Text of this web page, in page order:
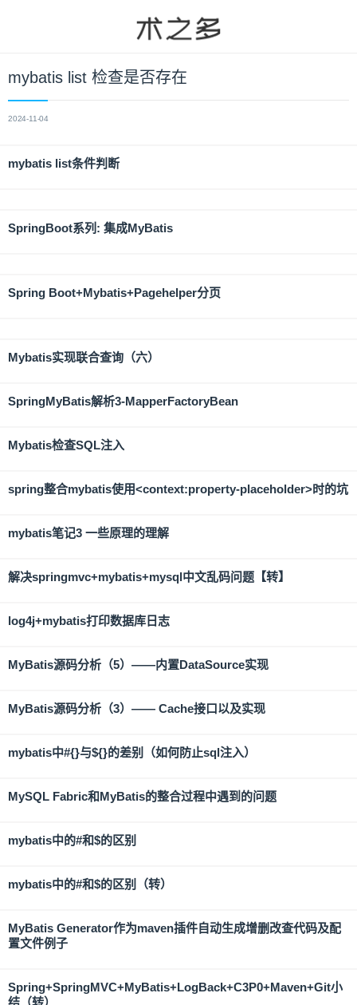
mybatis list 检查是否存在
2024-11-04
mybatis list条件判断
SpringBoot系列: 集成MyBatis
Spring Boot+Mybatis+Pagehelper分页
Mybatis实现联合查询（六）
SpringMyBatis解析3-MapperFactoryBean
Mybatis检查SQL注入
spring整合mybatis使用<context:property-placeholder>时的坑
mybatis笔记3 一些原理的理解
解决springmvc+mybatis+mysql中文乱码问题【转】
log4j+mybatis打印数据库日志
MyBatis源码分析（5）——内置DataSource实现
MyBatis源码分析（3）—— Cache接口以及实现
mybatis中#{}与${}的差别（如何防止sql注入）
MySQL Fabric和MyBatis的整合过程中遇到的问题
mybatis中的#和$的区别
mybatis中的#和$的区别（转）
MyBatis Generator作为maven插件自动生成增删改查代码及配
置文件例子
Spring+SpringMVC+MyBatis+LogBack+C3P0+Maven+Git小
结（转）